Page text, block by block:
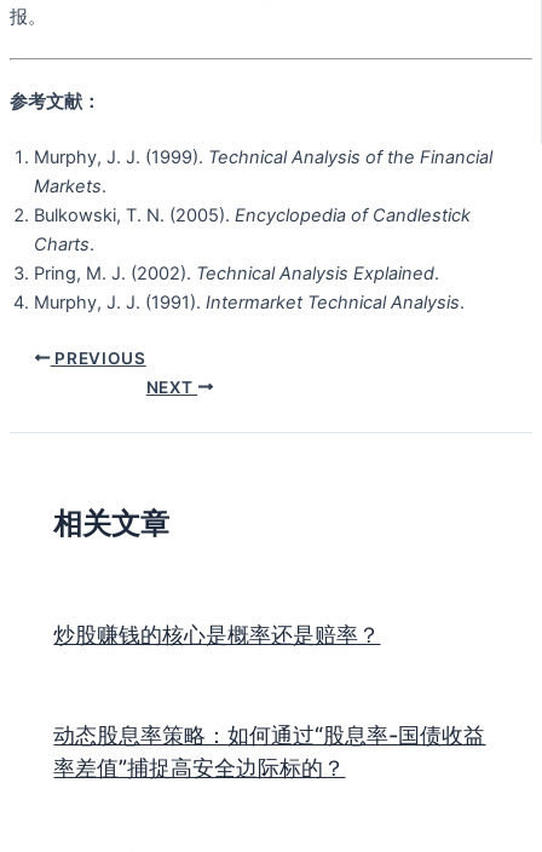
报。
参考文献：
Murphy, J. J. (1999). Technical Analysis of the Financial
Markets.
Bulkowski, T. N. (2005). Encyclopedia of Candlestick
Charts.
Pring, M. J. (2002). Technical Analysis Explained.
Murphy, J. J. (1991). Intermarket Technical Analysis.
PREVIOUS
NEXT
相关文章
炒股赚钱的核心是概率还是赔率？
动态股息率策略：如何通过“股息率-国债收益
率差值”捕捉高安全边际标的？